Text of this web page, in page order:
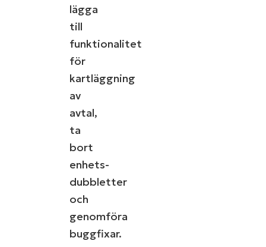
lägga
till
funktionalitet
för
kartläggning
av
avtal,
ta
bort
enhets-
dubbletter
och
genomföra
buggfixar.
Utforska demos